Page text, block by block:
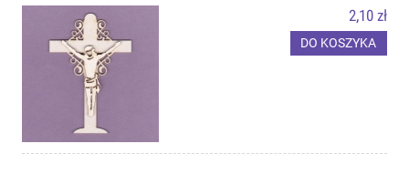
2,10 zł
DO KOSZYKA